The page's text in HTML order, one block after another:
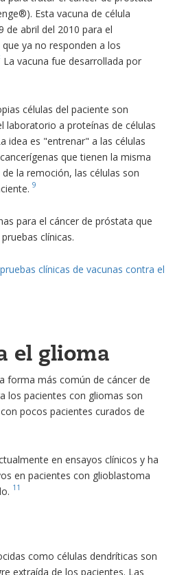
Esta vacuna de célula
de abril del 2010 para el
ya no responden a los
La vacuna fue desarrollada por
células del paciente son
laboratorio a proteínas de células
idea es "entrenar" a las células
que tienen la misma
la remoción, las células son
9
para el cáncer de próstata que
clínicas.
clínicas de vacunas contra el
el glioma
forma más común de cáncer de
los pacientes con gliomas son
pocos pacientes curados de
en ensayos clínicos y ha
en pacientes con glioblastoma
11
como células dendríticas son
extraída de los pacientes. Las